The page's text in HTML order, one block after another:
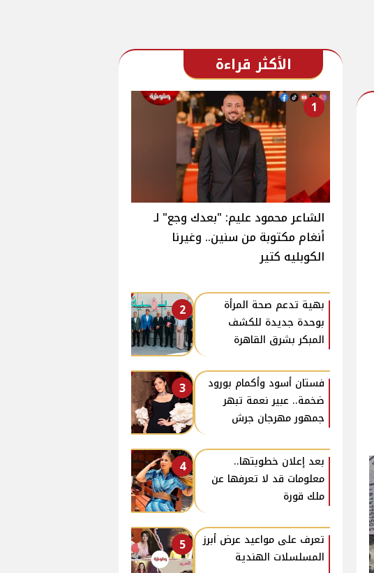
الأكثر قراءة
1
الشاعر محمود عليم: "بعدك وجع" لـ
أنغام مكتوبة من سنين.. وغيرنا
الكوبليه كتير
2
بهية تدعم صحة المرأة
بوحدة جديدة للكشف
المبكر بشرق القاهرة
3
فستان أسود وأكمام بورود
ضخمة.. عبير نعمة تبهر
جمهور مهرجان جرش
4
بعد إعلان خطوبتها..
معلومات قد لا تعرفها عن
ملك قورة
5
تعرف على مواعيد عرض أبرز
المسلسلات الهندية